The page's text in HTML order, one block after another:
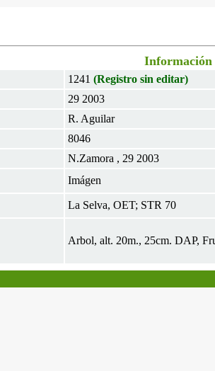
Información
1241 (Registro sin editar)
29 2003
R. Aguilar
8046
N.Zamora , 29 2003
Imágen
La Selva, OET; STR 70
Arbol, alt. 20m., 25cm. DAP,